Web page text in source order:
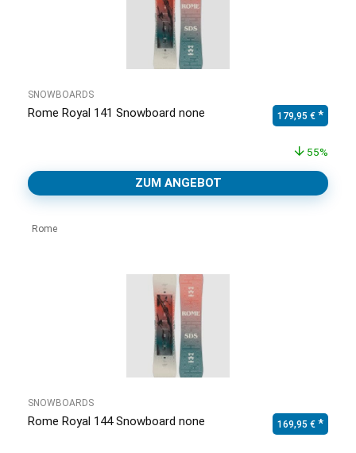
SNOWBOARDS
Rome Royal 141 Snowboard none Ursprünglicher
179,95 €
55%
ZUM ANGEBOT
Rome
SNOWBOARDS
Rome Royal 144 Snowboard none Ursprünglicher
169,95 €